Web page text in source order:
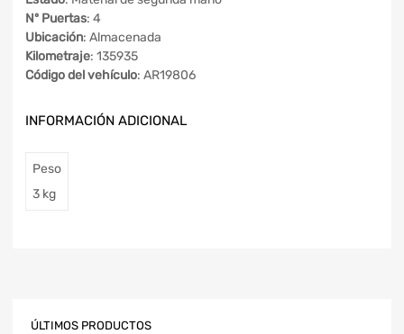
Nº Puertas: 4
Ubicación: Almacenada
Kilometraje: 135935
Código del vehículo: AR19806
INFORMACIÓN ADICIONAL
Peso
3 kg
ÚLTIMOS PRODUCTOS